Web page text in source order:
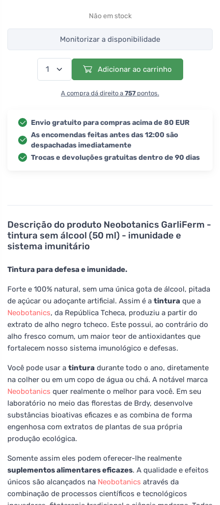
Descrição do produto Neobotanics GarliFerm -
tintura sem álcool (50 ml) - imunidade e
sistema imunitário
Tintura para defesa e imunidade.
Forte e 100% natural, sem uma única gota de álcool, pitada
de açúcar ou adoçante artificial. Assim é a tintura que a
Neobotanics, da República Tcheca, produziu a partir do
extrato de alho negro tcheco. Este possui, ao contrário do
alho fresco comum, um maior teor de antioxidantes que
fortalecem nosso sistema imunológico e defesas.
Você pode usar a tintura durante todo o ano, diretamente
na colher ou em um copo de água ou chá. A notável marca
Neobotanics quer realmente o melhor para você. Em seu
laboratório no meio das florestas de Brdy, desenvolve
substâncias bioativas eficazes e as combina de forma
engenhosa com extratos de plantas de sua própria
produção ecológica.
Somente assim eles podem oferecer-lhe realmente
suplementos alimentares eficazes. A qualidade e efeitos
únicos são alcançados na Neobotanics através da
combinação de processos científicos e tecnológicos
Não em stock
Monitorizar a disponibilidade
Adicionar ao carrinho
A compra dá direito a 757 pontos.
Envio gratuito para compras acima de 80 EUR
As encomendas feitas antes das 12:00 são
despachadas imediatamente
Trocas e devoluções gratuitas dentro de 90 dias